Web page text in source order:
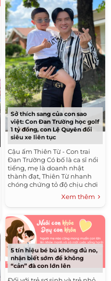
Sở thích sang của con sao
việt: Con Đan Trường học golf
1 tỷ đồng, con Lệ Quyên đổi
siêu xe liên tục
Cậu ấm Thiên Từ - Con trai
Đan Trường Có bố là ca sĩ nổi
tiếng, mẹ là doanh nhật
thành đạt, Thiên Từ nhanh
chóng chứng tỏ độ chịu chơi
của những rich kids nhí của
làng giải trí Việt...
Xem thêm
5 tín hiệu bé bú không đủ no,
nhận biết sớm để không
“cản” đà con lớn lên